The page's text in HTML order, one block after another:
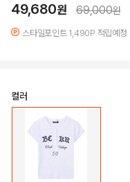
49,680원 69,000원
스타일포인트 1,490P 적립예정
컬러